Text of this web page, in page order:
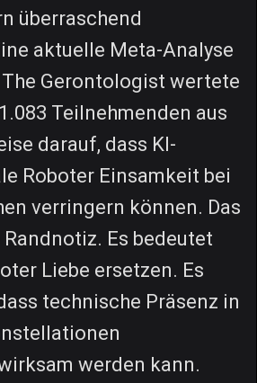
überraschend
aktuelle Meta-Analyse
Gerontologist wertete
Teilnehmenden aus
darauf, dass KI-
Roboter Einsamkeit bei
verringern können. Das
Es bedeutet
Liebe ersetzen. Es
technische Präsenz in
werden kann.